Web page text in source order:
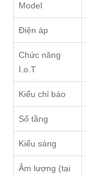
Model
Điện áp
Chức năng
I.o.T
Kiểu chỉ báo
Số tầng
Kiểu sáng
Âm lượng (tại